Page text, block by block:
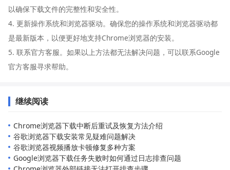
以确保下载文件的完整性和安全性。
4. 更新操作系统和浏览器驱动。确保您的操作系统和浏览器驱动都
是最新版本，以便更好地支持Chrome浏览器的安装。
5. 联系官方客服。如果以上方法都无法解决问题，可以联系Google
官方客服寻求帮助。
继续阅读
Chrome浏览器下载中断后重试及恢复方法介绍
谷歌浏览器下载安装常见疑难问题解决
谷歌浏览器视频播放卡顿修复多种方案
Google浏览器下载任务失败时如何通过日志排查问题